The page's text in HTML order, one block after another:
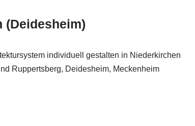
individuell gestalten in Niederkirchen
Ruppertsberg, Deidesheim, Meckenheim